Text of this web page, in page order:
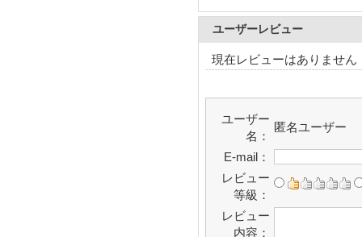
ユーザーレビュー
現在レビューはありません
ユーザー
名：
匿名ユーザー
E-mail：
レビュー
等級：
レビュー
内容：